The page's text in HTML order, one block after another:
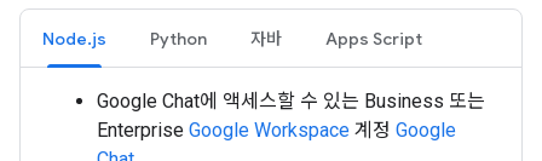
Node.js Python 자바 Apps Script
Google Chat에 액세스할 수 있는 Business 또는
Enterprise Google Workspace 계정 Google